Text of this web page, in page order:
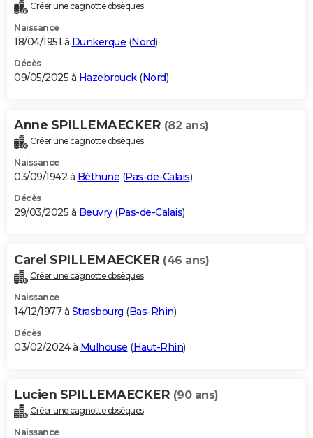
Destinations
City break
Voyage nature
Voyage de noces
Forum
Climat
+PHOTO
GUIDES D'ACHAT
BONS PLANS
Carte de Noël
Carte Bonne année
Carte Saint-Valentin
Carte Pâques
Carte d'anniversaire
DICTIONNAIRE
Dictionnaire
Biographies
Citations
Expressions
Proverbes
PROGRAMME TV
S'inscrire
Se connecter
Lycées
Collèges
Primaires
Universités
Entreprises
Service militaire
Avis de recherche
AVIS DE DÉCÈS
Bricolage
Lifestyle
Culture
Sport
Auto
Television
Voyage
Cinema
Créer une cagnotte obsèques
Naissance
18/04/1951 à Dunkerque (Nord)
Décès
09/05/2025 à Hazebrouck(Nord)
Anne SPILLEMAECKER (82 ans)
Créer une cagnotte obsèques
Naissance
03/09/1942 à Béthune (Pas-de-Calais)
Décès
29/03/2025 à Beuvry(Pas-de-Calais)
Carel SPILLEMAECKER (46 ans)
Créer une cagnotte obsèques
Naissance
14/12/1977 à Strasbourg (Bas-Rhin)
Décès
03/02/2024 à Mulhouse (Haut-Rhin)
Lucien SPILLEMAECKER (90 ans)
Créer une cagnotte obsèques
Naissance